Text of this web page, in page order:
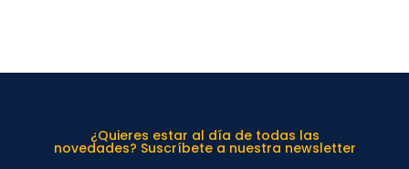
¿Quieres estar al día de todas las
novedades? Suscríbete a nuestra newsletter